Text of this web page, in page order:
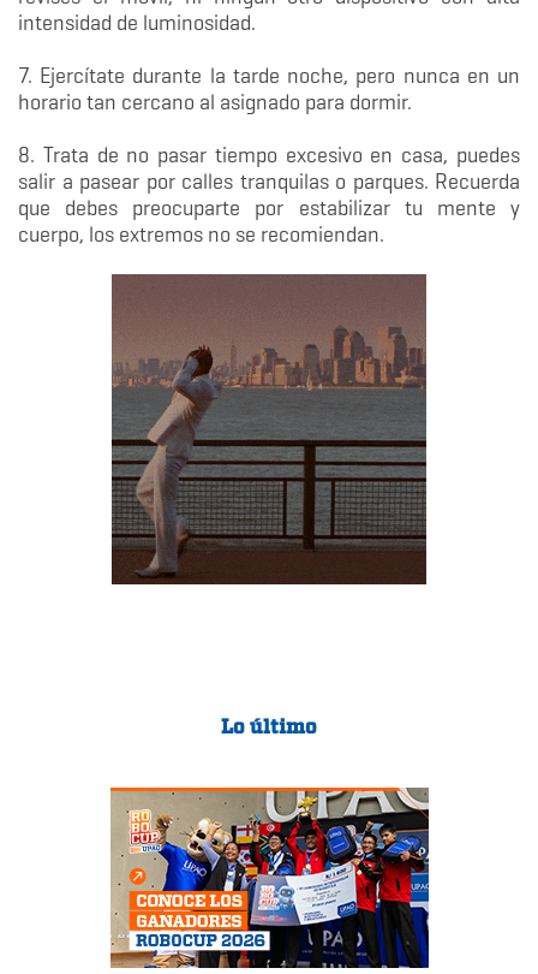
intensidad de luminosidad.
7. Ejercítate durante la tarde noche, pero nunca en un
horario tan cercano al asignado para dormir.
8. Trata de no pasar tiempo excesivo en casa, puedes
salir a pasear por calles tranquilas o parques. Recuerda
que debes preocuparte por estabilizar tu mente y
cuerpo, los extremos no se recomiendan.
Lo último